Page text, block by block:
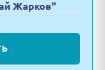
Жарков"